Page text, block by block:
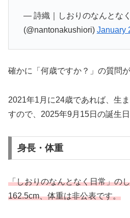
— 詩織｜しおりのなんとな
(@nantonakushiori) January
確かに「何歳ですか？」の質問が
2021年1月に24歳であれば、生
すので、2025年9月15日の誕生日
身長・体重
「しおりのなんとなく日常」の
162.5cm、体重は非公表です。